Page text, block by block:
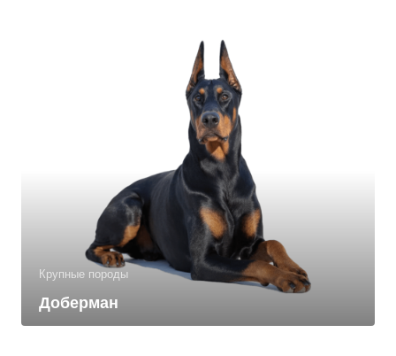
Крупные породы
Доберман